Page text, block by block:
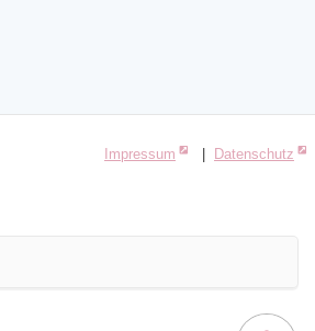
Impressum
Datenschutz